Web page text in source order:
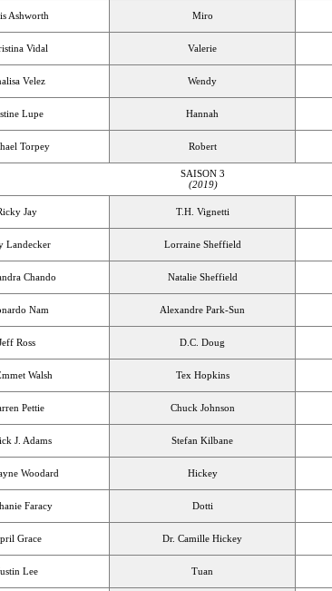
Ashworth Miro
Vidal Valerie
Velez Wendy
Lupe Hannah
Torpey Robert
SAISON 3
(2019)
Jay T.H. Vignetti
Landecker Lorraine Sheffield
Chando Natalie Sheffield
Nam Alexandre Park-Sun
Ross D.C. Doug
Walsh Tex Hopkins
Pettie Chuck Johnson
J. Adams Stefan Kilbane
Woodard Hickey
Faracy Dotti
Grace Dr. Camille Hickey
Lee Tuan